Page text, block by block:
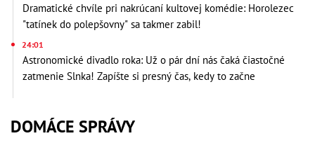
Dramatické chvíle pri nakrúcaní kultovej komédie: Horolezec
"tatínek do polepšovny" sa takmer zabil!
24:01
Astronomické divadlo roka: Už o pár dní nás čaká čiastočné
zatmenie Slnka! Zapíšte si presný čas, kedy to začne
DOMÁCE SPRÁVY